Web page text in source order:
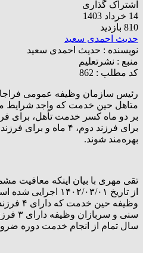
اشتراک گذاری
14 خرداد 1403
810 بازدید
حدیث احمدی سعید
نویسنده : حدیث احمدی سعید
منبع : نشرتعلیم
کد مطلب : 862
رئیس سازمان وظیفه عمومی
متاهل حین خدمت که واجد شرایط
بهره‌مند شوند.
از تاریخ ۱۴۰۲/۰۳/
وظیفه
سال تمام از انجام خدمت دوره